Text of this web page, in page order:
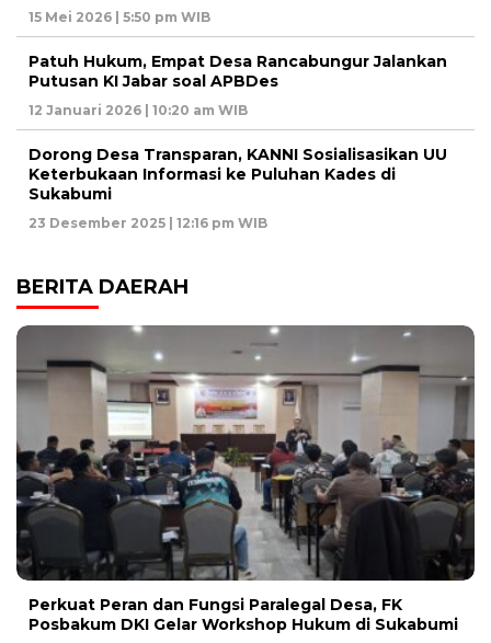
15 Mei 2026 | 5:50 pm WIB
Patuh Hukum, Empat Desa Rancabungur Jalankan
Putusan KI Jabar soal APBDes
12 Januari 2026 | 10:20 am WIB
Dorong Desa Transparan, KANNI Sosialisasikan UU
Keterbukaan Informasi ke Puluhan Kades di
Sukabumi
23 Desember 2025 | 12:16 pm WIB
BERITA DAERAH
Perkuat Peran dan Fungsi Paralegal Desa, FK
Posbakum DKI Gelar Workshop Hukum di Sukabumi